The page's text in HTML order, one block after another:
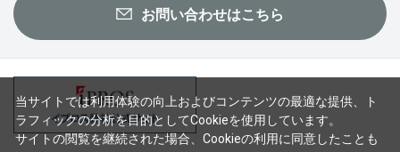
お問い合わせはこちら
当サイトでは利用体験の向上およびコンテンツの最適な提供、ト
ラフィックの分析を目的としてCookieを使用しています。
サイトの閲覧を継続された場合、Cookieの利用に同意したことも